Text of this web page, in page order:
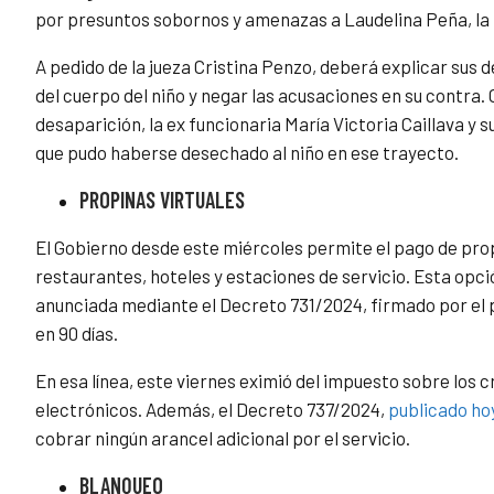
por presuntos sobornos y amenazas a Laudelina Peña,
A pedido de la jueza Cristina Penzo, deberá explicar
del cuerpo del niño y negar las acusaciones en su contra.
desaparición, la ex funcionaria María Victoria Caillava y
que pudo haberse desechado al niño en ese trayecto.
PROPINAS VIRTUALES
El Gobierno desde este miércoles permite el pago de
restaurantes, hoteles y estaciones de servicio. Esta
anunciada mediante el Decreto 731/2024, firmado por
en 90 días.
En esa línea, este viernes eximió del impuesto sobre los
electrónicos. Además, el Decreto 737/2024, publicado
cobrar ningún arancel adicional por el servicio.
BLANQUEO